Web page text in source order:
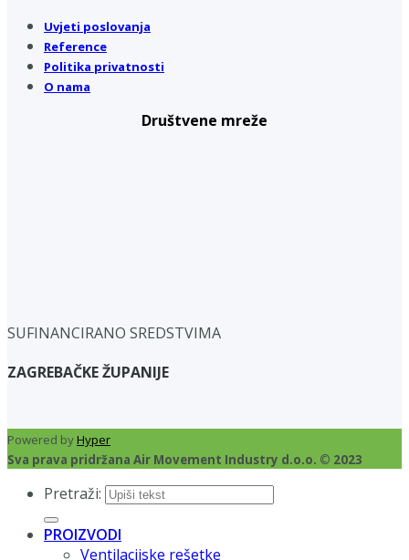
Uvjeti poslovanja
Reference
Politika privatnosti
O nama
Društvene mreže
SUFINANCIRANO SREDSTVIMA
ZAGREBAČKE ŽUPANIJE
Powered byHyper
Sva prava pridržana Air Movement Industry d.o.o. © 2023
Pretraži:
PROIZVODI
Ventilacijske rešetke